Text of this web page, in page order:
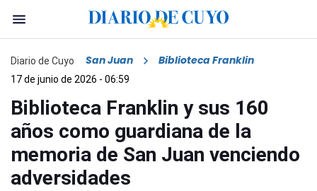
Diario de Cuyo San Juan Biblioteca Franklin
17 de junio de 2026 - 06:59
Biblioteca Franklin y sus 160
años como guardiana de la
memoria de San Juan venciendo
adversidades